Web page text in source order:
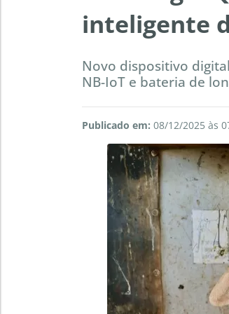
inteligente
Novo dispositivo
NB-IoT e bateria de
Publicado em: 08/12/2025 às